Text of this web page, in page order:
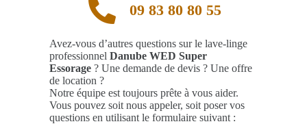
09 83 80 80 55
Avez-vous d’autres questions sur le lave-linge
professionnel Danube WED Super
Essorage? Une demande de devis ? Une offre
de location ?
Notre équipe est toujours prête à vous aider.
Vous pouvez soit nous appeler, soit poser vos
questions en utilisant le formulaire suivant :